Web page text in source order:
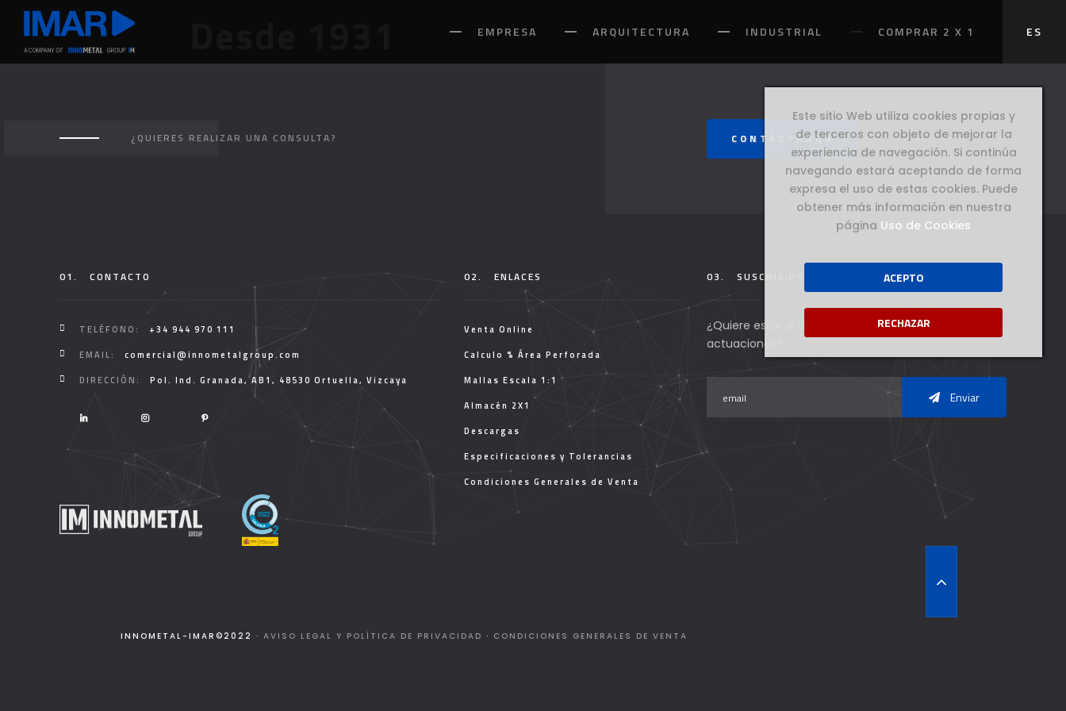
EMPRESA ARQUITECTURA INDUSTRIAL COMPRAR 2 X 1 ES
Este sitio Web utiliza cookies propias y
de terceros con objeto de mejorar la
experiencia de navegación. Si continúa
navegando estará aceptando de forma
expresa el uso de estas cookies. Puede
obtener más información en nuestra
página Uso de Cookies
ACEPTO
RECHAZAR
¿QUIERES REALIZAR UNA CONSULTA? CONTÁCTANOS
01. CONTACTO
TELÉFONO:
+34 944 970 111
EMAIL:
comercial@innometalgroup.com
DIRECCIÓN:
Pol. Ind. Granada, AB1, 48530 Ortuella, Vizcaya
02. ENLACES
Venta Online
Calculo % Área Perforada
Mallas Escala 1:1
Almacén 2X1
Descargas
Especificaciones y Tolerancias
Condiciones Generales de Venta
03. SUSCRIBIRSE AL NEWSLETTER
¿Quiere estar al día de todas nuestros productos y
actuaciones?
Enviar
INNOMETAL-IMAR©2022 · AVISO LEGAL Y POLÍTICA DE PRIVACIDAD · CONDICIONES GENERALES DE VENTA